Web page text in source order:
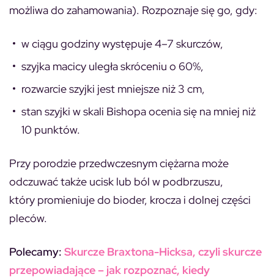
możliwa do zahamowania). Rozpoznaje się go, gdy:
w ciągu godziny występuje 4–7 skurczów,
szyjka macicy uległa skróceniu o 60%,
rozwarcie szyjki jest mniejsze niż 3 cm,
stan szyjki w skali Bishopa ocenia się na mniej niż
10 punktów.
Przy porodzie przedwczesnym ciężarna może
odczuwać także ucisk lub ból w podbrzuszu,
który promieniuje do bioder, krocza i dolnej części
pleców.
Polecamy: Skurcze Braxtona-Hicksa, czyli skurcze
przepowiadające – jak rozpoznać, kiedy